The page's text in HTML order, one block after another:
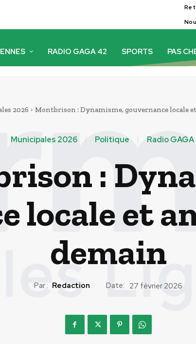
RADIO GAGA 42 SPORTS PAS
2026 Montbrison : Dynamisme, gouvernance locale
Municipales 2026 Politique Radio
:
locale et
demain
Par : Redaction Date: 27 février 2026